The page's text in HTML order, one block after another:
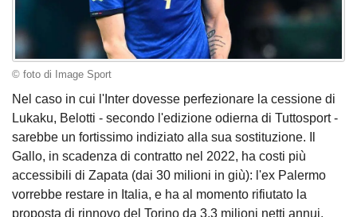
© foto di Image Sport
Nel caso in cui l'Inter dovesse perfezionare la cessione di
Lukaku, Belotti - secondo l'edizione odierna di Tuttosport -
sarebbe un fortissimo indiziato alla sua sostituzione. Il
Gallo, in scadenza di contratto nel 2022, ha costi più
accessibili di Zapata (dai 30 milioni in giù): l'ex Palermo
vorrebbe restare in Italia, e ha al momento rifiutato la
proposta di rinnovo del Torino da 3,3 milioni netti annui.